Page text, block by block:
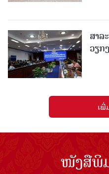
ສາລ
ວຽກ
ເພີ່
ໜັງສືພິ